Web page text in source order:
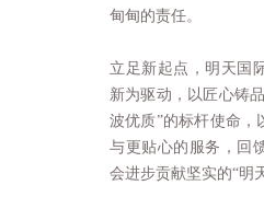
甸甸的责任。
立足新起点，明天国
新为驱动，以匠心铸
波优质”的标杆使命，
与更贴心的服务，回
会进步贡献坚实的“明